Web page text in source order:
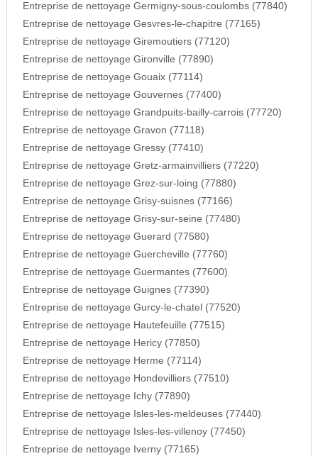
Entreprise de nettoyage Germigny-sous-coulombs (77840)
Entreprise de nettoyage Gesvres-le-chapitre (77165)
Entreprise de nettoyage Giremoutiers (77120)
Entreprise de nettoyage Gironville (77890)
Entreprise de nettoyage Gouaix (77114)
Entreprise de nettoyage Gouvernes (77400)
Entreprise de nettoyage Grandpuits-bailly-carrois (77720)
Entreprise de nettoyage Gravon (77118)
Entreprise de nettoyage Gressy (77410)
Entreprise de nettoyage Gretz-armainvilliers (77220)
Entreprise de nettoyage Grez-sur-loing (77880)
Entreprise de nettoyage Grisy-suisnes (77166)
Entreprise de nettoyage Grisy-sur-seine (77480)
Entreprise de nettoyage Guerard (77580)
Entreprise de nettoyage Guercheville (77760)
Entreprise de nettoyage Guermantes (77600)
Entreprise de nettoyage Guignes (77390)
Entreprise de nettoyage Gurcy-le-chatel (77520)
Entreprise de nettoyage Hautefeuille (77515)
Entreprise de nettoyage Hericy (77850)
Entreprise de nettoyage Herme (77114)
Entreprise de nettoyage Hondevilliers (77510)
Entreprise de nettoyage Ichy (77890)
Entreprise de nettoyage Isles-les-meldeuses (77440)
Entreprise de nettoyage Isles-les-villenoy (77450)
Entreprise de nettoyage Iverny (77165)